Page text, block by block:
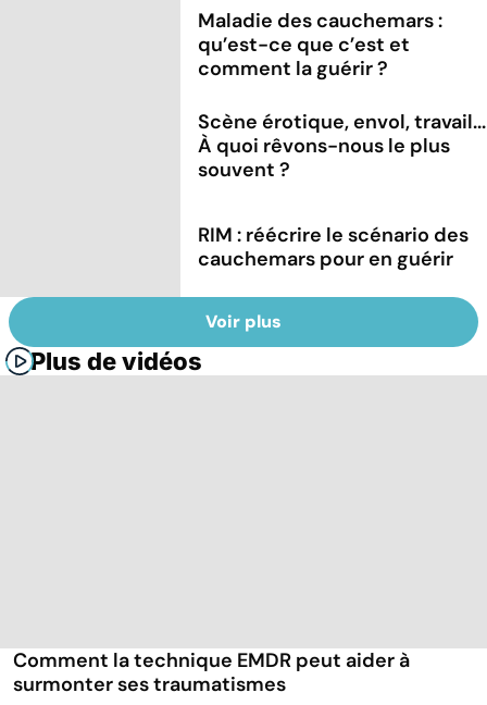
Maladie des cauchemars :
qu’est-ce que c’est et
comment la guérir ?
Scène érotique, envol, travail...
À quoi rêvons-nous le plus
souvent ?
RIM : réécrire le scénario des
cauchemars pour en guérir
Voir plus
Plus de vidéos
Comment la technique EMDR peut aider à
surmonter ses traumatismes